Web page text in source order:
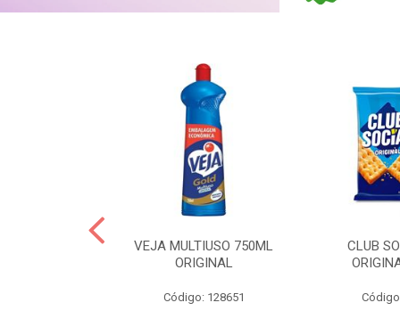
VEJA MULTIUSO 750ML
ORIGINAL
Código: 128651
CLUB